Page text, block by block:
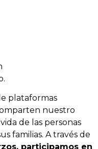
plataformas
nuestro
de las personas
familias. A través de
participamos en